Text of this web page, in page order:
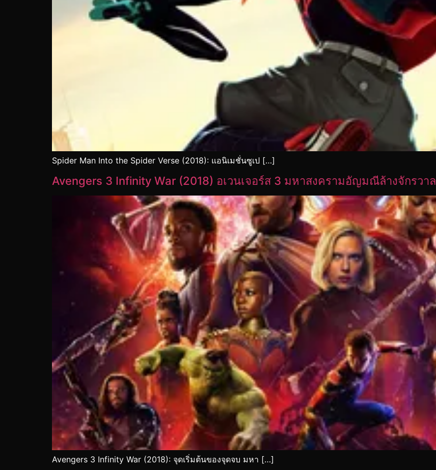
Spider Man Into the Spider Verse (2018): แอนิเมชั่นซูเป […]
Avengers 3 Infinity War (2018) อเวนเจอร์ส 3 มหาสงครามอัญมณีล้างจักรวาล
Avengers 3 Infinity War (2018): จุดเริ่มต้นของจุดจบ มหา […]